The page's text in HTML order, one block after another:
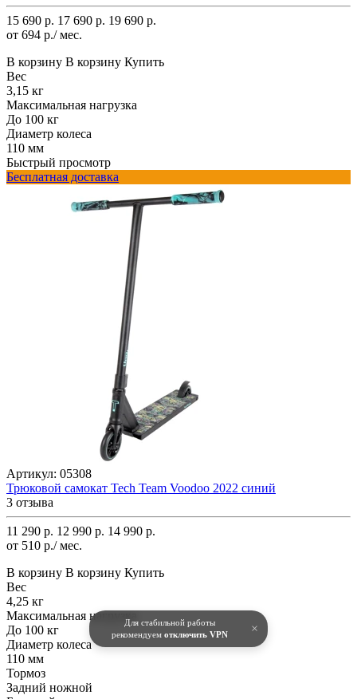
Для стабильной работы
рекомендуем отключить VPN ×
15 690 р. 17 690 р. 19 690 р.
от 694 р./ мес.
В корзину В корзину Купить
Вес
3,15 кг
Максимальная нагрузка
До 100 кг
Диаметр колеса
110 мм
Быстрый просмотр
Бесплатная доставка
Артикул: 05308
Трюковой самокат Tech Team Voodoo 2022 синий
3 отзыва
11 290 р. 12 990 р. 14 990 р.
от 510 р./ мес.
В корзину В корзину Купить
Вес
4,25 кг
Максимальная нагрузка
До 100 кг
Диаметр колеса
110 мм
Тормоз
Задний ножной